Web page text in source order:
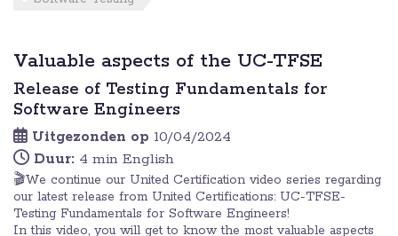
Valuable aspects of the UC-TFSE
Release of Testing Fundamentals for
Software Engineers
Uitgezonden op 10/04/2024
Duur: 4 min English
🎬We continue our United Certification video series regarding
our latest release from United Certifications: UC-TFSE-
Testing Fundamentals for Software Engineers!
In this video, you will get to know the most valuable aspects